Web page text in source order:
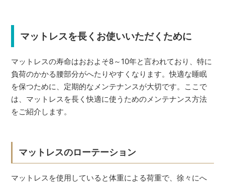
マットレスを長くお使いいただくために
マットレスの寿命はおおよそ8～10年と言われており、特に
負荷のかかる腰部分がへたりやすくなります。快適な睡眠
を保つために、定期的なメンテナンスが大切です。ここで
は、マットレスを長く快適に使うためのメンテナンス方法
をご紹介します。
マットレスのローテーション
マットレスを使用していると体重による荷重で、徐々にへ